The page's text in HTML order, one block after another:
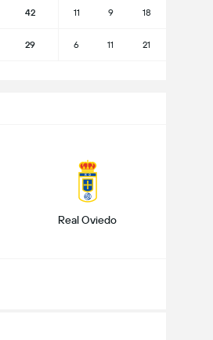
42 11 9 18
29 6 11 21
Real Oviedo